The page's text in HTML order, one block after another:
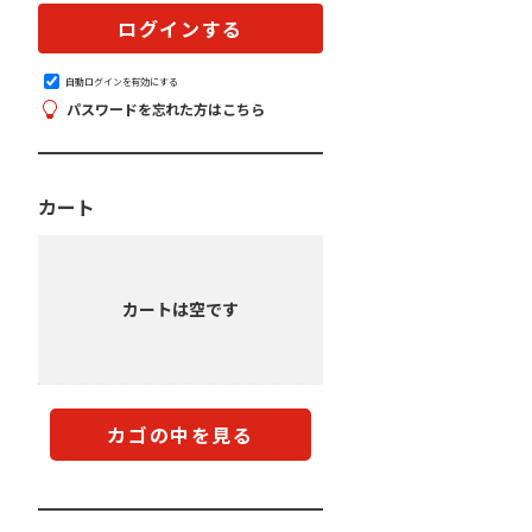
自動ログインを有効にする
パスワードを忘れた方はこちら
カート
カートは空です
カゴの中を見る